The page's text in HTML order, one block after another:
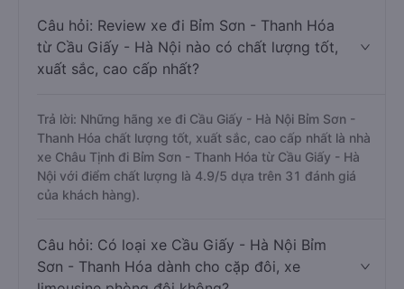
Câu hỏi: Review xe đi Bỉm Sơn - Thanh Hóa
từ Cầu Giấy - Hà Nội nào có chất lượng tốt,
xuất sắc, cao cấp nhất?
Trả lời: Những hãng xe đi Cầu Giấy - Hà Nội Bỉm Sơn -
Thanh Hóa chất lượng tốt, xuất sắc, cao cấp nhất là nhà
xe Châu Tịnh đi Bỉm Sơn - Thanh Hóa từ Cầu Giấy - Hà
Nội với điểm chất lượng là 4.9/5 dựa trên 31 đánh giá
của khách hàng).
Câu hỏi: Có loại xe Cầu Giấy - Hà Nội Bỉm
Sơn - Thanh Hóa dành cho cặp đôi, xe